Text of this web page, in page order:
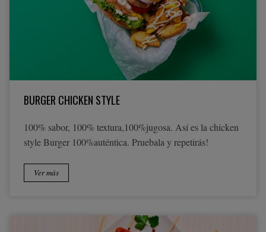
BURGER CHICKEN STYLE
100% sabor, 100% textura,100%jugosa. Así es la chicken
style Burger 100%auténtica. Pruebala y repetirás!
Ver más